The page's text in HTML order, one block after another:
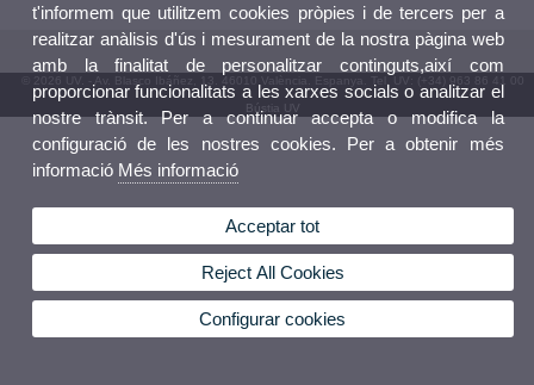
© 2026 UV. - Av. Blasco Ibáñez, 13. 46010 València. Espanya. Tel. UV: (+34) 963 86 41 00
Bústia UV
t'informem que utilitzem cookies pròpies i de tercers per a
realitzar anàlisis d'ús i mesurament de la nostra pàgina web
amb la finalitat de personalitzar continguts,així com
proporcionar funcionalitats a les xarxes socials o analitzar el
nostre trànsit. Per a continuar accepta o modifica la
configuració de les nostres cookies. Per a obtenir més
informació Més informació
Acceptar tot
Reject All Cookies
Configurar cookies